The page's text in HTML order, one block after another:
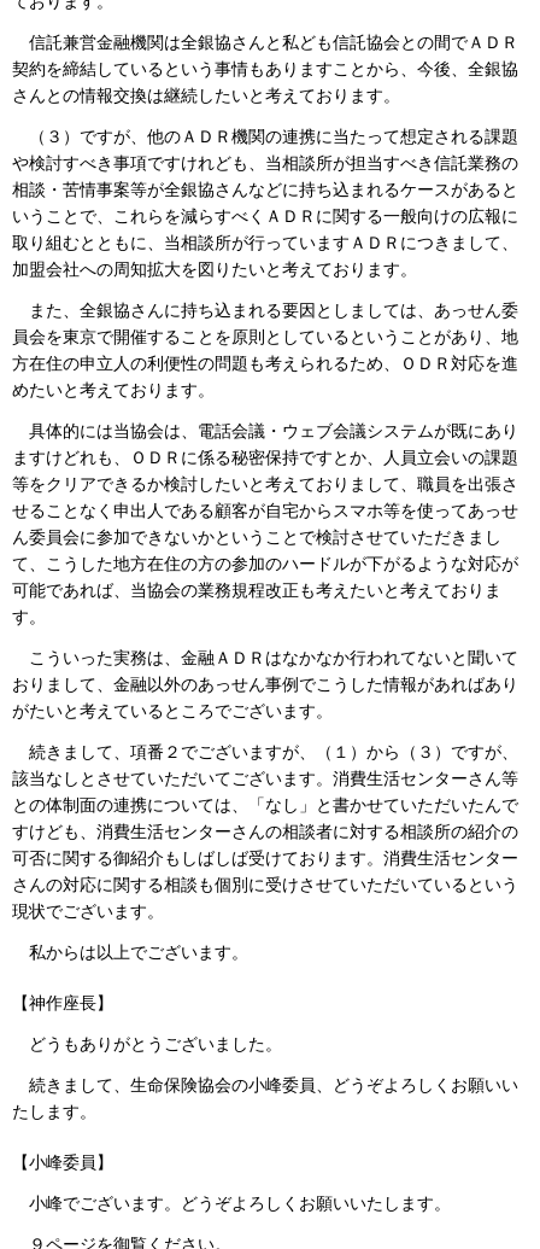
信託兼営金融機関は全銀協さんと私ども信託協会との間でＡＤＲ
契約を締結しているという事情もありますことから、今後、全銀協
さんとの情報交換は継続したいと考えております。
（３）ですが、他のＡＤＲ機関の連携に当たって想定される課題
や検討すべき事項ですけれども、当相談所が担当すべき信託業務の
相談・苦情事案等が全銀協さんなどに持ち込まれるケースがあると
いうことで、これらを減らすべくＡＤＲに関する一般向けの広報に
取り組むとともに、当相談所が行っていますＡＤＲにつきまして、
加盟会社への周知拡大を図りたいと考えております。
また、全銀協さんに持ち込まれる要因としましては、あっせん委
員会を東京で開催することを原則としているということがあり、地
方在住の申立人の利便性の問題も考えられるため、ＯＤＲ対応を進
めたいと考えております。
具体的には当協会は、電話会議・ウェブ会議システムが既にあり
ますけどれも、ＯＤＲに係る秘密保持ですとか、人員立会いの課題
等をクリアできるか検討したいと考えておりまして、職員を出張さ
せることなく申出人である顧客が自宅からスマホ等を使ってあっせ
ん委員会に参加できないかということで検討させていただきまし
て、こうした地方在住の方の参加のハードルが下がるような対応が
可能であれば、当協会の業務規程改正も考えたいと考えておりま
す。
こういった実務は、金融ＡＤＲはなかなか行われてないと聞いて
おりまして、金融以外のあっせん事例でこうした情報があればあり
がたいと考えているところでございます。
続きまして、項番２でございますが、（１）から（３）ですが、
該当なしとさせていただいてございます。消費生活センターさん等
との体制面の連携については、「なし」と書かせていただいたんで
すけども、消費生活センターさんの相談者に対する相談所の紹介の
可否に関する御紹介もしばしば受けております。消費生活センター
さんの対応に関する相談も個別に受けさせていただいているという
現状でございます。
私からは以上でございます。
【神作座長】
どうもありがとうございました。
続きまして、生命保険協会の小峰委員、どうぞよろしくお願いい
たします。
【小峰委員】
小峰でございます。どうぞよろしくお願いいたします。
９ページを御覧ください。